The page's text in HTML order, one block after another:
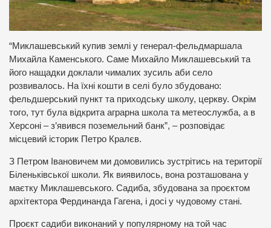
“Миклашевський купив землі у генерал-фельдмаршала
Михайла Каменського. Саме Михайло Миклашевський та
його нащадки доклали чималих зусиль аби село
розвивалось. На їхні кошти в селі було збудовано:
фельдшерський пункт та приходську школу, церкву. Окрім
того, тут була відкрита аграрна школа та метеослужба, а в
Херсоні – з’явився поземельний банк”, – розповідає
місцевий історик Петро Кралєв.
З Петром Івановичем ми домовились зустрітись на території
Біленьківської школи. Як виявилось, вона розташована у
маєтку Миклашевського. Садиба, збудована за проєктом
архітектора Фердинанда Гагена, і досі у чудовому стані.
Проєкт садиби виконаний у популярному на той час